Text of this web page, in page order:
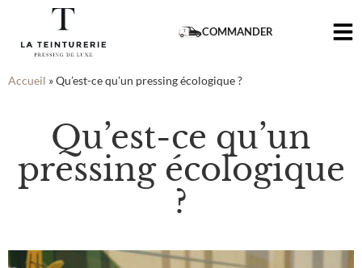
COMMANDER
Accueil »Qu’est-ce qu’un pressing écologique ?
Qu’est-ce qu’un
pressing écologique
?